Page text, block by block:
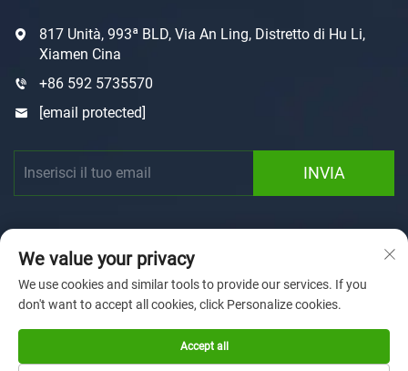
817 Unità, 993ª BLD, Via An Ling, Distretto di Hu Li,
Xiamen Cina
+86 592 5735570
[email protected]
INVIA
Informativa sulla privacy
We value your privacy
We use cookies and similar tools to provide our services. If you
don't want to accept all cookies, click Personalize cookies.
Accept all